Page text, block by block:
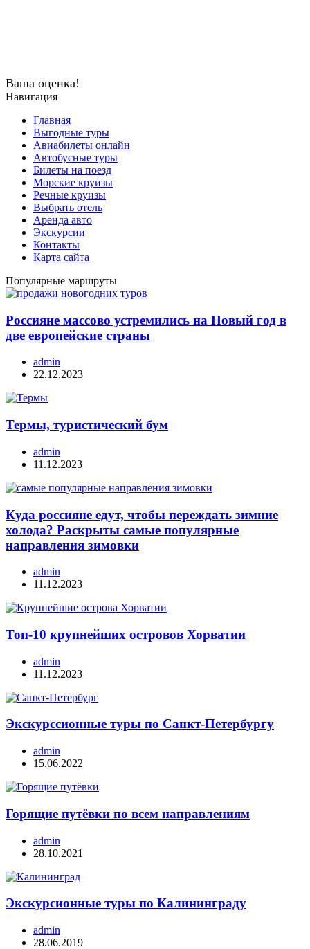
Ваша оценка!
Навигация
Главная
Выгодные туры
Авиабилеты онлайн
Автобусные туры
Билеты на поезд
Морские круизы
Речные круизы
Выбрать отель
Аренда авто
Экскурсии
Контакты
Карта сайта
Популярные маршруты
Россияне массово устремились на Новый год в
две европейские страны
admin
22.12.2023
Термы, туристический бум
admin
11.12.2023
Куда россияне едут, чтобы переждать зимние
холода? Раскрыты самые популярные
направления зимовки
admin
11.12.2023
Топ-10 крупнейших островов Хорватии
admin
11.12.2023
Экскурссионные туры по Санкт-Петербургу
admin
15.06.2022
Горящие путёвки по всем направлениям
admin
28.10.2021
Экскурсионные туры по Калининграду
admin
28.06.2019